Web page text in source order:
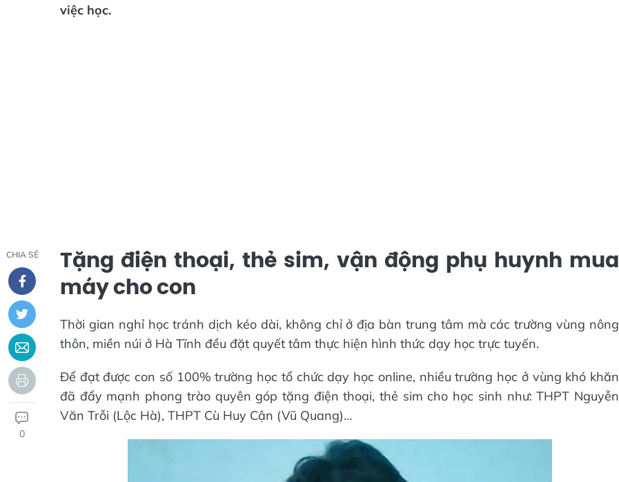
việc học.
CHIA SẺ
0
Tặng điện thoại, thẻ sim, vận động phụ huynh mua
máy cho con
Thời gian nghỉ học tránh dịch kéo dài, không chỉ ở địa bàn trung tâm mà các trường vùng nông
thôn, miền núi ở Hà Tĩnh đều đặt quyết tâm thực hiện hình thức dạy học trực tuyến.
Để đạt được con số 100% trường học tổ chức dạy học online, nhiều trường học ở vùng khó khăn
đã đẩy mạnh phong trào quyên góp tặng điện thoại, thẻ sim cho học sinh như: THPT Nguyễn
Văn Trỗi (Lộc Hà), THPT Cù Huy Cận (Vũ Quang)…